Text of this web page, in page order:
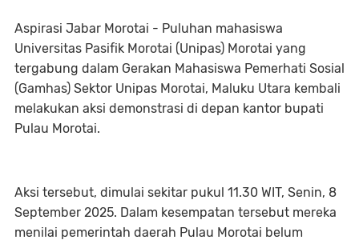
Aspirasi Jabar Morotai - Puluhan mahasiswa
Universitas Pasifik Morotai (Unipas) Morotai yang
tergabung dalam Gerakan Mahasiswa Pemerhati Sosial
(Gamhas) Sektor Unipas Morotai, Maluku Utara kembali
melakukan aksi demonstrasi di depan kantor bupati
Pulau Morotai.
Aksi tersebut, dimulai sekitar pukul 11.30 WIT, Senin, 8
September 2025. Dalam kesempatan tersebut mereka
menilai pemerintah daerah Pulau Morotai belum